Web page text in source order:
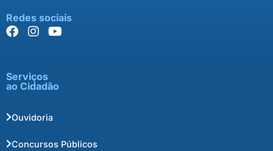
Redes sociais
Serviços
ao Cidadão
Ouvidoria
Concursos Públicos